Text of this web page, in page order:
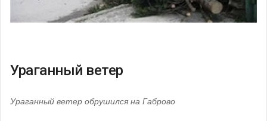
Ураганный ветер
Ураганный ветер обрушился на Габрово